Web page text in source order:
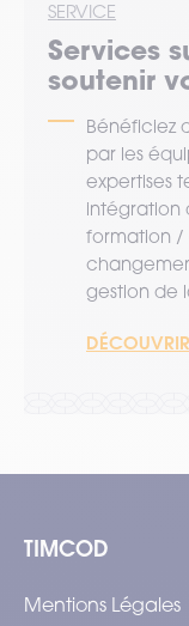
SERVICE
Services
soutenir
Bénéficiez
par les
expertises
intégration
formation
gestion de
TIMCOD
Mentions Légales